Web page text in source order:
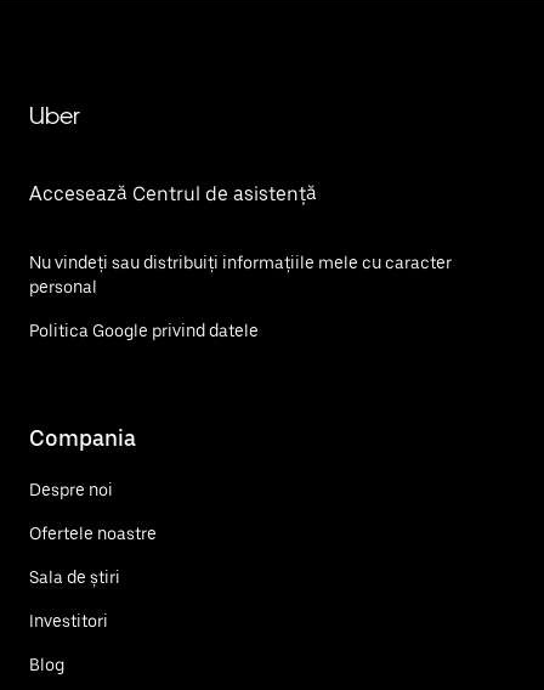
Uber
Accesează Centrul de asistență
Nu vindeți sau distribuiți informațiile mele cu caracter
personal
Politica Google privind datele
Compania
Despre noi
Ofertele noastre
Sala de știri
Investitori
Blog